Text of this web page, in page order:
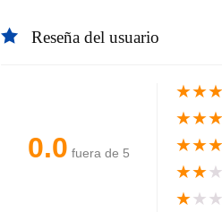
Reseña del usuario
0.0 fuera de 5
★★★
★★★
★★★
★★★
★★★